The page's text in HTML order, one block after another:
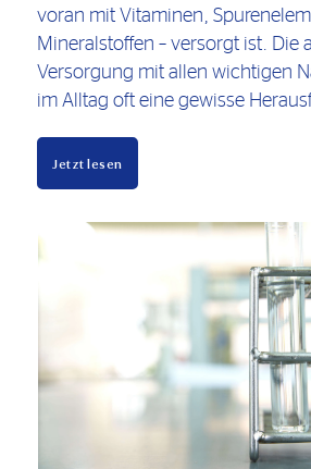
voran mit Vitaminen,
Mineralstoffen – versorgt ist. Die
Versorgung mit allen wichtigen
im Alltag oft eine gewisse
Jetzt lesen